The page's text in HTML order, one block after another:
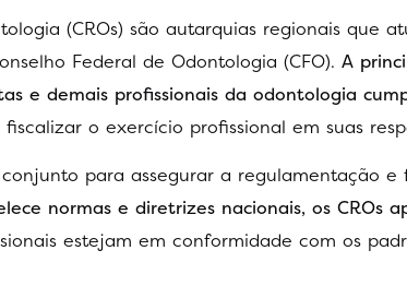
(CROs) são autarquias regionais que
Federal de Odontologia (CFO). A
e demais profissionais da odontologia
o exercício profissional em suas
para assegurar a regulamentação
normas e diretrizes nacionais, os CROs
estejam em conformidade com os